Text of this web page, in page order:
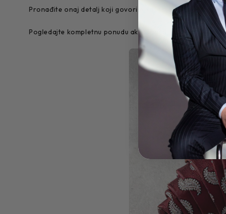
Pronađite onaj detalj koji govori o vašem stilu i učinite da
Pogledajte kompletnu ponudu aksesoara i garderobe na